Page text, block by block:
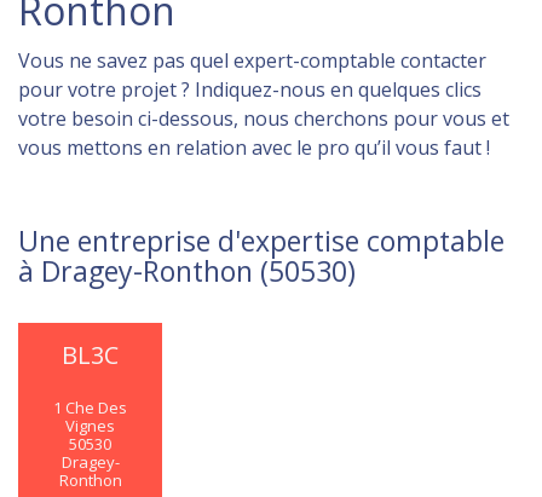
Vous ne savez pas quel expert-comptable contacter
pour votre projet ? Indiquez-nous en quelques clics
votre besoin ci-dessous, nous cherchons pour vous et
vous mettons en relation avec le pro qu’il vous faut !
Une entreprise d'expertise comptable
à Dragey-Ronthon (50530)
BL3C
1 Che Des
Vignes
50530
Dragey-
Ronthon